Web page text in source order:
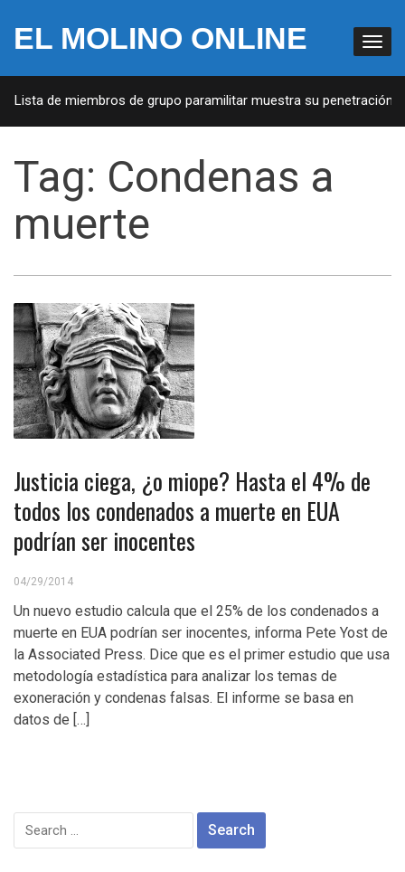
EL MOLINO ONLINE
de miembros de grupo paramilitar muestra su penetración
Tag: Condenas a
muerte
Justicia ciega, ¿o miope? Hasta el 4% de
todos los condenados a muerte en EUA
podrían ser inocentes
04/29/2014
Un nuevo estudio calcula que el 25% de los condenados a
muerte en EUA podrían ser inocentes, informa Pete Yost de
la Associated Press. Dice que es el primer estudio que usa
metodología estadística para analizar los temas de
exoneración y condenas falsas. El informe se basa en
datos de […]
Search
for: